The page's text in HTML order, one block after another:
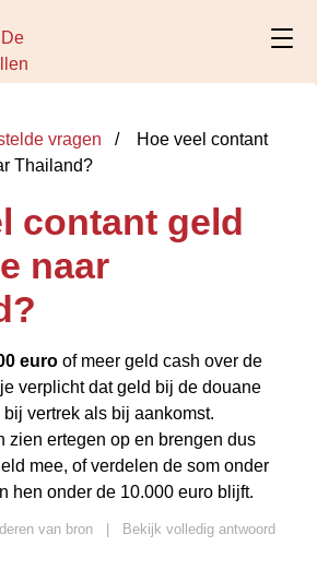
vragen
Hoe veel contant
Thailand?
contant geld
naar
euro of meer geld cash over de
verplicht dat geld bij de douane
vertrek als bij aankomst.
zien ertegen op en brengen dus
mee, of verdelen de som onder
hen onder de 10.000 euro blijft.
van bron
Bekijk volledig antwoord